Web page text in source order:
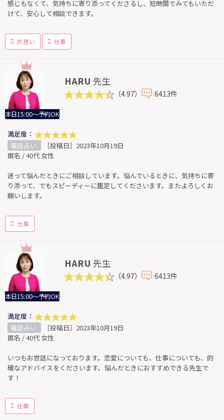
感じもなくて、気持ちに寄り添ってくださるし、短時間でみてもいただ
けて、安心して相談できます。
片思い 仕事
本日15:00～予約OK
HARU 先生
（4.97） 6413件
満足度：
電話占い
［投稿日］2023年10月19日
匿名 / 40代 女性
迷って悩んだときにご相談しています。悩んでいるときに、気持ちに寄
り添って、でもスピーディーに鑑定してくださいます。またよろしくお
願いします。
仕事
本日15:00～予約OK
HARU 先生
（4.97） 6413件
満足度：
電話占い
［投稿日］2023年10月19日
匿名 / 40代 女性
いつもお世話になっております。恋愛についても、仕事についても、的
確なアドバイスをくださいます。悩んだときにおすすめできる先生で
す！
仕事